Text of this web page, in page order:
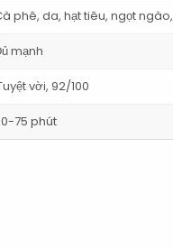
phê, da, hạt tiêu, ngọt ngào,
mạnh
vời, 92/100
75 phút